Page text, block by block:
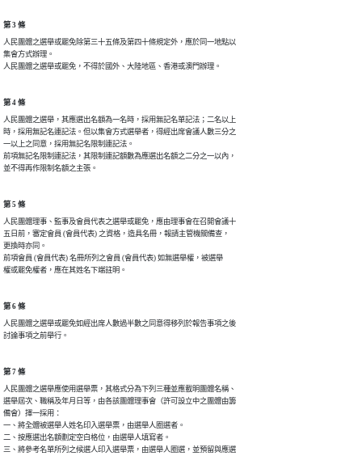
第 3 條
人民團體之選舉或罷免除第三十五條及第四十條規定外，應於同一地點以
集會方式辦理。
人民團體之選舉或罷免，不得於國外、大陸地區、香港或澳門辦理。
第 4 條
人民團體之選舉，其應選出名額為一名時，採用無記名單記法；二名以上
時，採用無記名連記法。但以集會方式選舉者，得經出席會議人數三分之
一以上之同意，採用無記名限制連記法。
前項無記名限制連記法，其限制連記額數為應選出名額之二分之一以內，
並不得再作限制名額之主張。
第 5 條
人民團體理事、監事及會員代表之選舉或罷免，應由理事會在召開會議十
五日前，審定會員 (會員代表) 之資格，造具名冊，報請主管機關備查，
更換時亦同。
前項會員 (會員代表) 名冊所列之會員 (會員代表) 如無選舉權，被選舉
權或罷免權者，應在其姓名下端註明。
第 6 條
人民團體之選舉或罷免如經出席人數過半數之同意得移列於報告事項之後
討論事項之前舉行。
第 7 條
人民團體之選舉應使用選舉票，其格式分為下列三種並應載明團體名稱、
選舉屆次、職稱及年月日等，由各該團體理事會（許可設立中之團體由籌
備會）擇一採用：
一、將全體被選舉人姓名印入選舉票，由選舉人圈選者。
二、按應選出名額劃定空白格位，由選舉人填寫者。
三、將參考名單所列之候選人印入選舉票，由選舉人圈選，並預留與應選